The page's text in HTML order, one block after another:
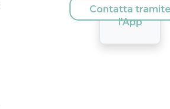
Contatta
l'App